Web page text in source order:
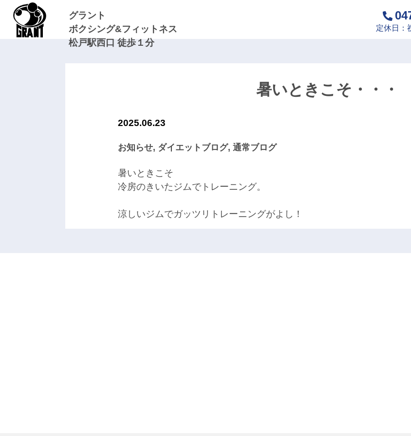
グラント
ボクシング&フィットネス
松戸駅西口 徒歩１分
定休日：
暑いときこそ・・・
2025.06.23
お知らせ, ダイエットブログ, 通常ブログ
暑いときこそ
冷房のきいたジムでトレーニング。
涼しいジムでガッツリトレーニングがよし！